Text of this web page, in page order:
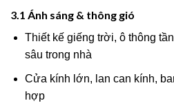
3.1 Ánh sáng & thông gió
Thiết kế giếng trời, ô thông
sâu trong nhà
Cửa kính lớn, lan can kính,
hợp